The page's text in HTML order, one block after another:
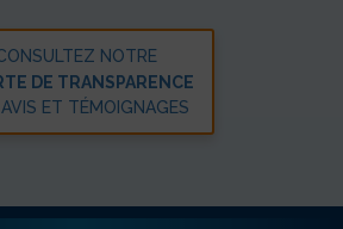
NOTRE
DE TRANSPARENCE
AVIS ET TÉMOIGNAGES